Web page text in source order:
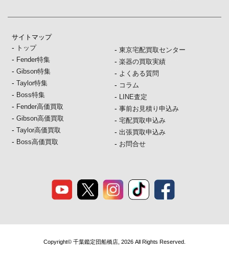
サイトマップ
- トップ
- Fender特集
-Gibson特集
-Taylor特集
- Boss特集
- Fender高価買取
-Gibson高価買取
-Taylor高価買取
- Boss高価買取
- 東京宅配買取センター
- 楽器の買取実績
- よくある質問
- コラム
- LINE査定
- 事前お見積り申込み
- 宅配買取申込み
- 出張買取申込み
- お問合せ
Copyright© 千葉鑑定団船橋店, 2026 All Rights Reserved.